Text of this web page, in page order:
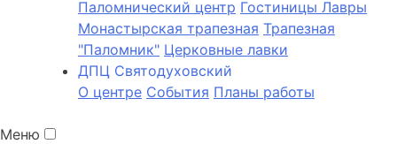
Паломнический центр Гостиницы Лавры
Монастырская трапезная Трапезная
"Паломник" Церковные лавки
ДПЦ Святодуховский
О центре События Планы работы
Меню